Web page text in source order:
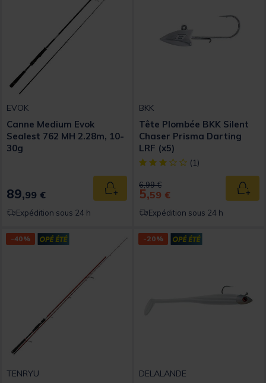
EVOK
Canne Medium Evok
Sealest 762 MH 2.28m, 10-
30g
89,99 € Ajouter au panier
Expédition sous 24 h
BKK
Tête Plombée BKK Silent
Chaser Prisma Darting
LRF (x5)
[object Object] out of 5
(1)
Price reduced from
6,99 €to
5,59 €
Expédition sous 24 h
-40%
TENRYU
-20%
DELALANDE